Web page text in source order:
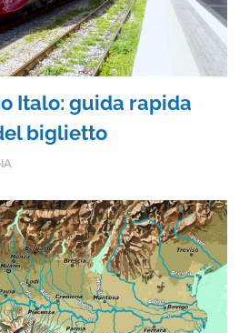
Italo: guida rapida
biglietto